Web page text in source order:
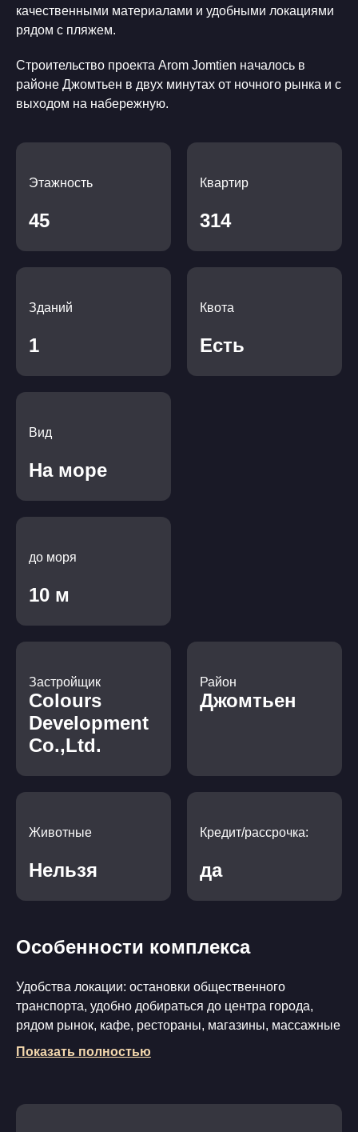
качественными материалами и удобными локациями
рядом с пляжем.
Строительство проекта Arom Jomtien началось в
районе Джомтьен в двух минутах от ночного рынка и с
выходом на набережную.
Этажность
45
Квартир
314
Зданий
1
Квота
Есть
Вид
На море
до моря
10 м
Застройщик
Colours
Development
Co.,Ltd.
Район
Джомтьен
Животные
Нельзя
Кредит/рассрочка:
да
Особенности комплекса
Удобства локации: остановки общественного
транспорта, удобно добираться до центра города,
рядом рынок, кафе, рестораны, магазины, массажные
салоны, отделения банков, детская площадка на
Показать полностью